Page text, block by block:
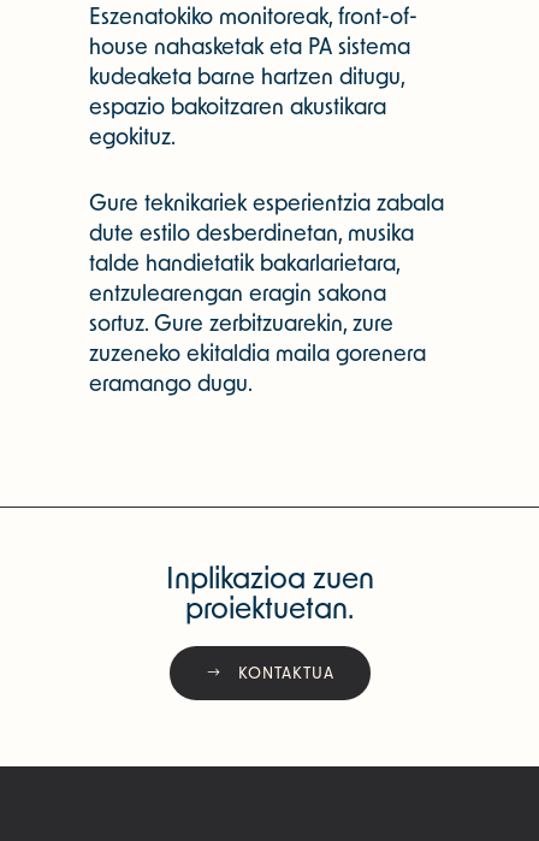
Eszenatokiko monitoreak, front-of-
house nahasketak eta PA sistema
kudeaketa barne hartzen ditugu,
espazio bakoitzaren akustikara
egokituz.
Gure teknikariek esperientzia zabala
dute estilo desberdinetan, musika
talde handietatik bakarlarietara,
entzulearengan eragin sakona
sortuz. Gure zerbitzuarekin, zure
zuzeneko ekitaldia maila gorenera
eramango dugu.
Inplikazioa zuen
proiektuetan.
KONTAKTUA